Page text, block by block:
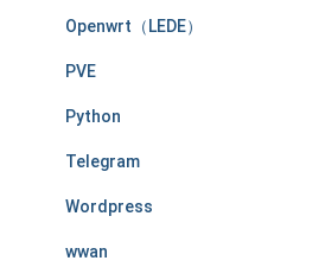
Openwrt（LEDE）
PVE
Python
Telegram
Wordpress
wwan